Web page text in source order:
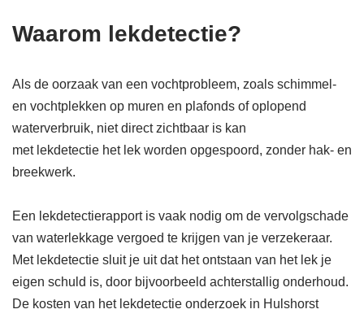
Waarom lekdetectie?
Als de oorzaak van een vochtprobleem, zoals schimmel-
en vochtplekken op muren en plafonds of oplopend
waterverbruik, niet direct zichtbaar is kan
met lekdetectie het lek worden opgespoord, zonder hak- en
breekwerk.
Een lekdetectierapport is vaak nodig om de vervolgschade
van waterlekkage vergoed te krijgen van je verzekeraar.
Met lekdetectie sluit je uit dat het ontstaan van het lek je
eigen schuld is, door bijvoorbeeld achterstallig onderhoud.
De kosten van het lekdetectie onderzoek in Hulshorst